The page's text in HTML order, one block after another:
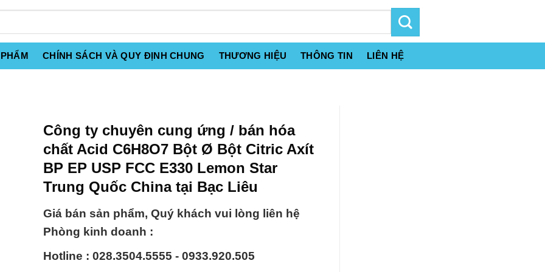
CHÍNH SÁCH VÀ QUY ĐỊNH CHUNG THƯƠNG HIỆU THÔNG TIN LIÊN HỆ
Công ty chuyên cung ứng / bán hóa
chất Acid C6H8O7 Bột Ø Bột Citric Axít
BP EP USP FCC E330 Lemon Star
Trung Quốc China tại Bạc Liêu
Giá bán sản phẩm, Quý khách vui lòng liên hệ
Phòng kinh doanh :
Hotline : 028.3504.5555 - 0933.920.505